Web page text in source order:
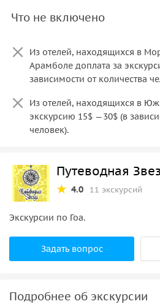
Что не включено
Из отелей, находящихся в
Арамболе доплата за
зависимости от количества
Из отелей, находящихся в
экскурсию 15$ —30$ (в
человек).
Путеводная
4.0 11 экскурсий
Экскурсии по Гоа.
Задать вопрос
Подробнее об экскурсии